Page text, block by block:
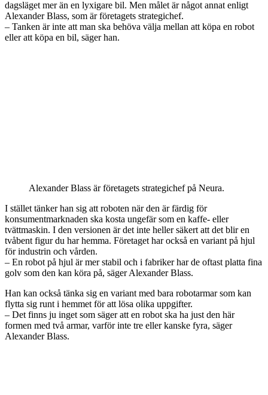
dagsläget mer än en lyxigare bil. Men målet är något annat enligt
Alexander Blass, som är företagets strategichef.
– Tanken är inte att man ska behöva välja mellan att köpa en robot
eller att köpa en bil, säger han.
AlexanderBlass är företagets strategichef på Neura.
I stället tänker han sig att roboten när den är färdig för
konsumentmarknaden ska kosta ungefär som en kaffe- eller
tvättmaskin. I den versionen är det inte heller säkert att det blir en
tvåbent figur du har hemma. Företaget har också en variant på hjul
för industrin och vården.
– En robot på hjul är mer stabil och i fabriker har de oftast platta fina
golv som den kan köra på, säger Alexander Blass.
Han kan också tänka sig en variant med bara robotarmar som kan
flytta sig runt i hemmet för att lösa olika uppgifter.
– Det finns ju inget som säger att en robot ska ha just den här
formen med två armar, varför inte tre eller kanske fyra, säger
Alexander Blass.